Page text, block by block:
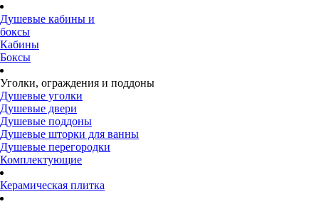
Душевые кабины и
боксы
Кабины
Боксы
Уголки, ограждения и поддоны
Душевые уголки
Душевые двери
Душевые поддоны
Душевые шторки для ванны
Душевые перегородки
Комплектующие
Керамическая плитка